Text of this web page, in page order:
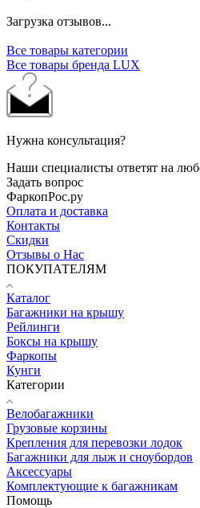
Загрузка отзывов...
Все товары категории
Все товары бренда LUX
Нужна консультация?
Наши специалисты ответят на
Задать вопрос
ФаркопРос.ру
Оплата и доставка
Контакты
Скидки
Отзывы о Нас
ПОКУПАТЕЛЯМ
Каталог
Багажники на крышу
Рейлинги
Боксы на крышу
Фаркопы
Кунги
Категории
Велобагажники
Грузовые корзины
Крепления для перевозки лодок
Багажники для лыж и сноубордов
Аксессуары
Комплектующие к багажникам
Помощь